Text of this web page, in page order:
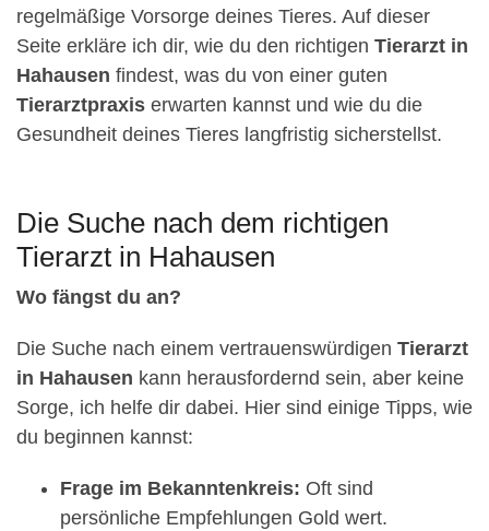
regelmäßige Vorsorge deines Tieres. Auf dieser
Seite erkläre ich dir, wie du den richtigen Tierarzt in
Hahausen findest, was du von einer guten
Tierarztpraxis erwarten kannst und wie du die
Gesundheit deines Tieres langfristig sicherstellst.
Die Suche nach dem richtigen
Tierarzt in Hahausen
Wo fängst du an?
Die Suche nach einem vertrauenswürdigen Tierarzt
in Hahausen kann herausfordernd sein, aber keine
Sorge, ich helfe dir dabei. Hier sind einige Tipps, wie
du beginnen kannst:
Frage im Bekanntenkreis: Oft sind
persönliche Empfehlungen Gold wert.